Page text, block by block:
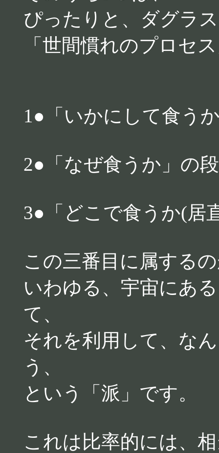
ぴったりと、ダグラ
「世間慣れのプロセ
1●「いかにして食う
2●「なぜ食うか」の
3●「どこで食うか(居
この三番目に属する
いわゆる、宇宙にあ
て、
それを利用して、な
う、
という「派」です。
これは比率的には、